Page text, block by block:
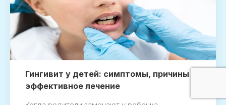
Гингивит у детей: симптомы, причины и
эффективное лечение